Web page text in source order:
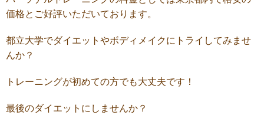
価格とご好評いただいております。
都立大学でダイエットやボディメイクにトライしてみませ
んか？
トレーニングが初めての方でも大丈夫です！
最後のダイエットにしませんか？